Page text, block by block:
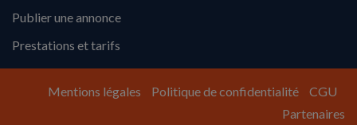
Publier une annonce
Prestations et tarifs
Mentions légales Politique de confidentialité
CGU
Partenaires